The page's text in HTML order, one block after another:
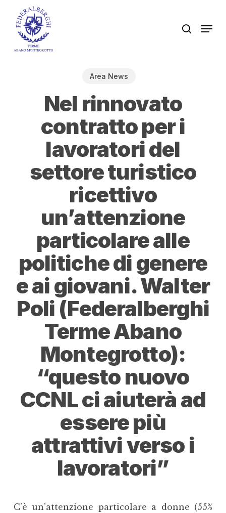
main
content
Area News
Nel rinnovato
contratto per i
lavoratori del
settore turistico
ricettivo
un’attenzione
particolare alle
politiche di genere
e ai giovani. Walter
Poli (Federalberghi
Terme Abano
Montegrotto):
“questo nuovo
CCNL ci aiuterà ad
essere più
attrattivi verso i
lavoratori”
C’è un’attenzione particolare a donne (55%